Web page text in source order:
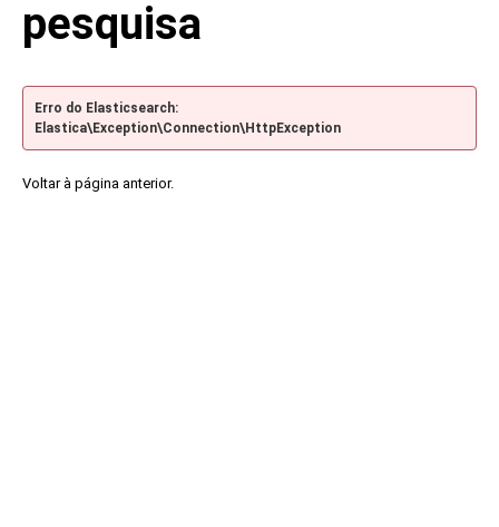
pesquisa
Erro do Elasticsearch:
Elastica\Exception\Connection\HttpException
Voltar à página anterior.